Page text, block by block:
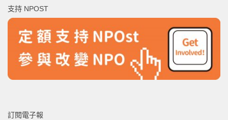
字:
支持 NPOST
訂閱電子報